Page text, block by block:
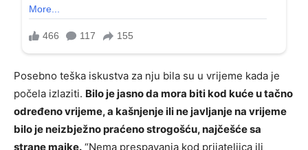
Posebno teška iskustva za nju bila su u vrijeme kada je
počela izlaziti. Bilo je jasno da mora biti kod kuće u tačno
određeno vrijeme, a kašnjenje ili ne javljanje na vrijeme
bilo je neizbježno praćeno strogošću, najčešće sa
strane majke. “Nema prespavanja kod prijateljica ili